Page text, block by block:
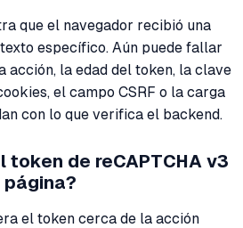
que el navegador recibió una
específico. Aún puede fallar
acción, la edad del token, la clave
el campo CSRF o la carga
con lo que verifica el backend.
token de reCAPTCHA v3
página?
el token cerca de la acción